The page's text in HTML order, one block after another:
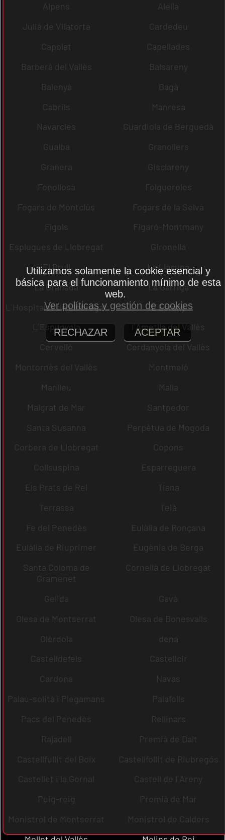
Alpens
Alella
Julià de Vilatorta
Cardedeu
Capolat
Capellades
Barberà del Vallès
Balsareny
Balenyà
Bagà
Cabrils
Manresa
Navarcles
Guardiola de Berguedà
Gualba
Granollers
Granera
Gisclareny
Fonollosa
Folgueroles
Fogars de Montclús
Fogars de la Selva
Fígols
Figaró-Montmany
Esplugues de Llobregat
Gironella
El Brull
La Llacuna
La Granada
La Garriga
L´Hospitalet de Llobregat
L´Estany
L´Espunyola
l´Ametlla del Vallès
Cervelló
Cerdanyola del Vallès
Montornès del Vallès
Montmeló
Manlleu
Malla
Malgrat de Mar
Santpedor
Santa Susanna
Perpètua de Mogoda
Corbera de Llobregat
Copons
Collsuspina
Esparreguera
Els Prats de Rei
Tiana
Terrassa
Teià
Fe del Penedès
Eulàlia de Ronçana
Eulàlia de Riuprimer
Eugènia de Berga
Santa Coloma de
Gramenet
Cornellà de Llobregat
Gelida
Gavà
Olesa de Montserrat
Olesa de Bonesvalls
Olèrdola
dena
Castelldefels
Castellcir
Cardona
Navas
Palau-solità i Plegamans
Palafolls
Pacs del Penedès
Rellinars
Rajadell
Premià de Dalt
Castellfullit del Boix
Castellfollit de Riubregós
Castellet i la Gornal
Castell de l´Areny
Puig-reig
Premià de Mar
Monistrol de Montserrat
Monistrol de Calders
Utilizamos solamente la cookie esencial y
básica para el funcionamiento mínimo de esta
web.
Ver políticas y gestión de cookies
RECHAZAR ACEPTAR